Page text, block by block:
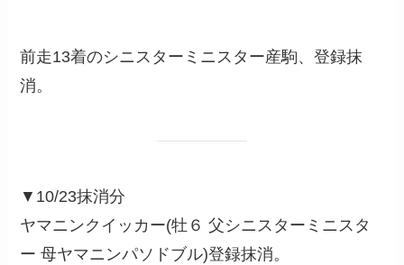
前走13着のシニスターミニスター産駒、登録抹
消。
▼10/23抹消分
ヤマニンクイッカー(牡６ 父シニスターミニスタ
ー 母ヤマニンパソドブル)登録抹消。